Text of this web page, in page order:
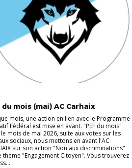
du mois (mai) AC Carhaix
mois, une action en lien avec le Programme
Fédéral est mise en avant. "PEF du mois"
mois de mai 2026, suite aux votes sur les
sociaux, nous mettons en avant l'AC
sur son action "Non aux discriminations"
thème "Engagement Citoyen". Vous trouverez